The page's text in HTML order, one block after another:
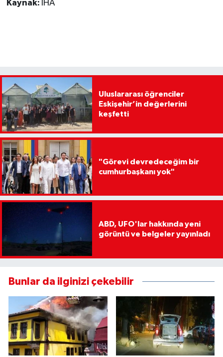
Kaynak: İHA
Uluslararası öğrenciler
Eskişehir’in değerlerini
keşfetti
"Görevi devredeceğim bir
cumhurbaşkanı yok"
ABD, UFO'lar hakkında yeni
görüntü ve belgeler yayınladı
Bunlar da ilginizi çekebilir